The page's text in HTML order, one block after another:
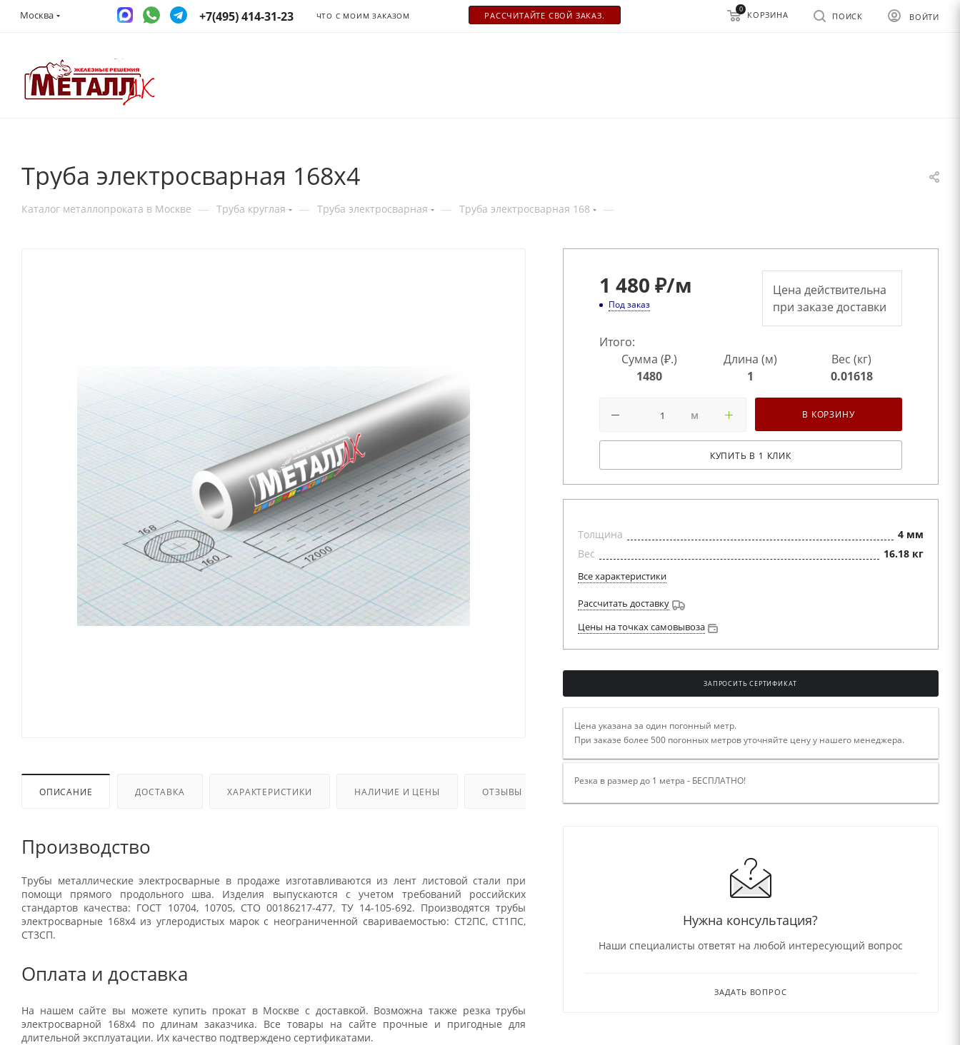
Москва +7(495) 414-31-23 ЧТО С МОИМ ЗАКАЗОМ РАСCЧИТАЙТЕ СВОЙ ЗАКАЗ. ВОЙТИ
ПОИСК
0
КОРЗИНА
Труба электросварная 168x4
Каталог металлопроката в Москве — Труба круглая — Труба электросварная — Труба электросварная 168 —
ОПИСАНИЕ ДОСТАВКА ХАРАКТЕРИСТИКИ НАЛИЧИЕ И ЦЕНЫ ОТЗЫВЫ
Производство
Трубы металлические электросварные в продаже изготавливаются из лент листовой стали при
помощи прямого продольного шва. Изделия выпускаются с учетом требований российских
стандартов качества: ГОСТ 10704, 10705, СТО 00186217-477, ТУ 14-105-692. Производятся трубы
электросварные 168x4 из углеродистых марок с неограниченной свариваемостью: СТ2ПС, СТ1ПС,
СТ3СП.
Оплата и доставка
На нашем сайте вы можете купить прокат в Москве с доставкой. Возможна также резка трубы
электросварной 168x4 по длинам заказчика. Все товары на сайте прочные и пригодные для
длительной эксплуатации. Их качество подтверждено сертификатами.
1 480 ₽/м
Под заказ
Цена действительна
при заказе доставки
Итого:
Сумма (₽.)
1480
Длина (м)
1
Вес (кг)
0.01618
м В КОРЗИНУ
КУПИТЬ В 1 КЛИК
Толщина
4 мм
Вес
16.18 кг
Все характеристики
Рассчитать доставку
Цены на точках самовывоза
ЗАПРОСИТЬ СЕРТИФИКАТ
Цена указана за один погонный метр.
При заказе более 500 погонных метров уточняйте цену у нашего менеджера.
Резка в размер до 1 метра - БЕСПЛАТНО!
Нужна консультация?
Наши специалисты ответят на любой интересующий вопрос
ЗАДАТЬ ВОПРОС